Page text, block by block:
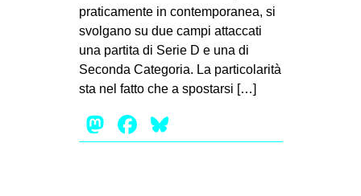
praticamente in contemporanea, si
svolgano su due campi attaccati
una partita di Serie D e una di
Seconda Categoria. La particolarità
sta nel fatto che a spostarsi […]
Mastodon
Facebook